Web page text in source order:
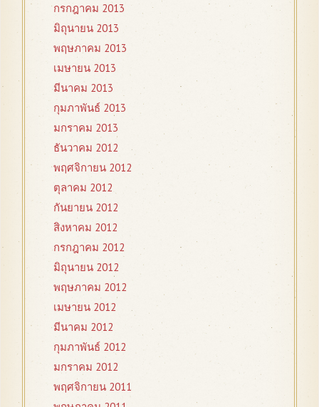
กรกฎาคม 2013
มิถุนายน 2013
พฤษภาคม 2013
เมษายน 2013
มีนาคม 2013
กุมภาพันธ์ 2013
มกราคม 2013
ธันวาคม 2012
พฤศจิกายน 2012
ตุลาคม 2012
กันยายน 2012
สิงหาคม 2012
กรกฎาคม 2012
มิถุนายน 2012
พฤษภาคม 2012
เมษายน 2012
มีนาคม 2012
กุมภาพันธ์ 2012
มกราคม 2012
พฤศจิกายน 2011